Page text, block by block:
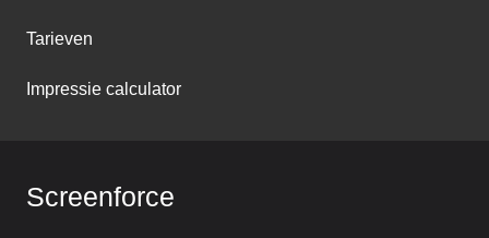
Tarieven
Impressie calculator
Screenforce